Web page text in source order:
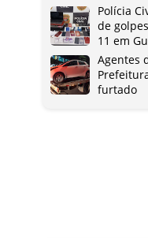
Polícia
de
11 em
Agentes
furtado